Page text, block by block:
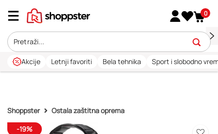
0
Akcije Letnji favoriti Bela tehnika Sport i slobodno
Shoppster
Ostala zaštitna oprema
-19%